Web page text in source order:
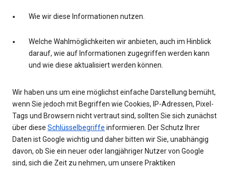
Wie wir diese Informationen nutzen.
Welche Wahlmöglichkeiten wir anbieten, auch im Hinblick
darauf, wie auf Informationen zugegriffen werden kann
und wie diese aktualisiert werden können.
Wir haben uns um eine möglichst einfache Darstellung bemüht,
wenn Sie jedoch mit Begriffen wie Cookies, IP-Adressen, Pixel-
Tags und Browsern nicht vertraut sind, sollten Sie sich zunächst
über diese Schlüsselbegriffe informieren. Der Schutz Ihrer
Daten ist Google wichtig und daher bitten wir Sie, unabhängig
davon, ob Sie ein neuer oder langjähriger Nutzer von Google
sind, sich die Zeit zu nehmen, um unsere Praktiken